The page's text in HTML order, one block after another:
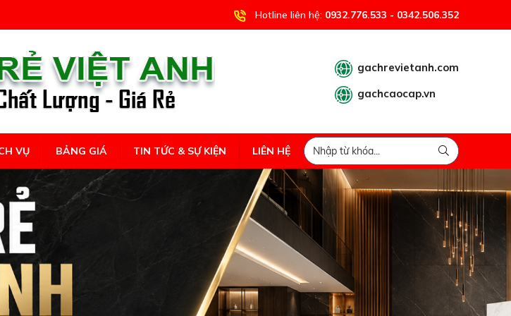
Hotline liên hệ: 0932.776.533 - 0342.506.352
gachrevietanh.com
gachcaocap.vn
VỤ BẢNG GIÁ TIN TỨC & SỰ KIỆN LIÊN HỆ